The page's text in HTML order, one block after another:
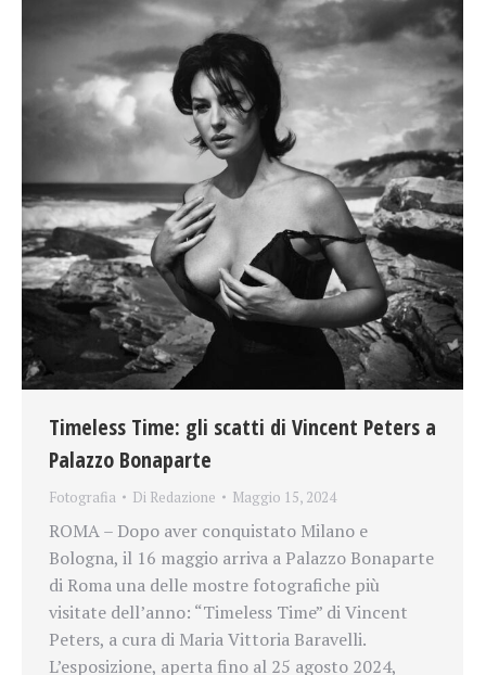
Timeless Time: gli scatti di Vincent Peters a
Palazzo Bonaparte
Fotografia Di Redazione Maggio 15, 2024
ROMA – Dopo aver conquistato Milano e
Bologna, il 16 maggio arriva a Palazzo Bonaparte
di Roma una delle mostre fotografiche più
visitate dell’anno: “Timeless Time” di Vincent
Peters, a cura di Maria Vittoria Baravelli.
L’esposizione, aperta fino al 25 agosto 2024,